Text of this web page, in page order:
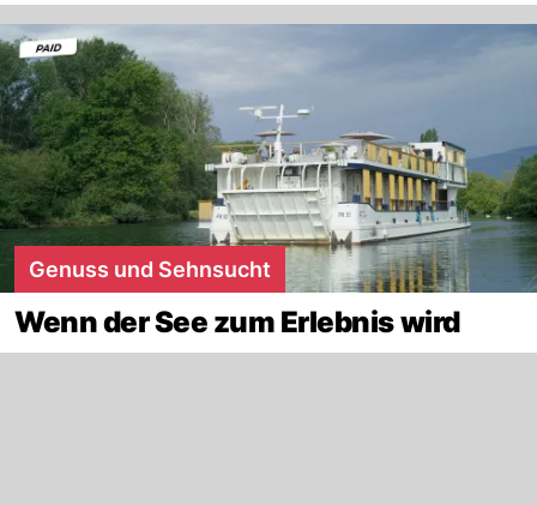
Genuss und Sehnsucht
Wenn der See zum Erlebnis wird